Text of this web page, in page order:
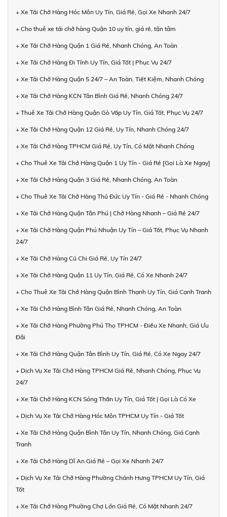
+ Xe Tải Chở Hàng Hóc Môn Uy Tín, Giá Rẻ, Gọi Xe Nhanh 24/7
+ Cho thuê xe tải chở hàng Quận 10 uy tín, giá rẻ, tận tâm
+ Xe Tải Chở Hàng Quận 1 Giá Rẻ, Nhanh Chóng, An Toàn
+ Xe Tải Chở Hàng Đi Tỉnh Uy Tín, Giá Tốt | Phục Vụ 24/7
+ Xe Tải Chở Hàng Quận 5 24/7 – An Toàn, Tiết Kiệm, Nhanh Chóng
+ Xe Tải Chở Hàng KCN Tân Bình Giá Rẻ, Nhanh Chóng 24/7
+ Thuê Xe Tải Chở Hàng Quận Gò Vấp Uy Tín, Giá Tốt, Phục Vụ 24/7
+ Xe Tải Chở Hàng Quận 12 Giá Rẻ, Uy Tín, Nhanh Chóng 24/7
+ Xe Tải Chở Hàng TPHCM Giá Rẻ, Uy Tín, Có Mặt Nhanh Chóng
+ Cho Thuê Xe Tải Chở Hàng Quận 1 Uy Tín - Giá Rẻ [Gọi Là Xe Ngay]
+ Xe Tải Chở Hàng Quận 3 Giá Rẻ, Nhanh Chóng, An Toàn
+ Cho Thuê Xe Tải Chở Hàng Thủ Đức Uy Tín - Giá Rẻ - Nhanh Chóng
+ Xe Tải Chở Hàng Quận Tân Phú | Chở Hàng Nhanh – Giá Rẻ 24/7
+ Xe Tải Chở Hàng Quận Phú Nhuận Uy Tín – Giá Tốt, Phục Vụ Nhanh
24/7
+ Xe Tải Chở Hàng Củ Chi Giá Rẻ, Uy Tín 24/7
+ Xe Tải Chở Hàng Quận 11 Uy Tín, Giá Rẻ, Có Xe Nhanh 24/7
+ Cho Thuê Xe Tải Chở Hàng Quận Bình Thạnh Uy Tín, Giá Cạnh Tranh
+ Xe Tải Chở Hàng Bình Tân Giá Rẻ, Nhanh Chóng, An Toàn
+ Xe Tải Chở Hàng Phường Phú Thọ TPHCM - Điều Xe Nhanh, Giá Ưu
Đãi
+ Xe Tải Chở Hàng Quận Tân Bình Uy Tín, Giá Rẻ, Có Xe Ngay 24/7
+ Dịch Vụ Xe Tải Chở Hàng TPHCM Giá Rẻ, Nhanh Chóng, Phục Vụ
24/7
+ Xe Tải Chở Hàng KCN Sóng Thần Uy Tín, Giá Tốt | Gọi Là Có Xe
+ Dịch Vụ Xe Tải Chở Hàng Hóc Môn TPHCM Uy Tín - Giá Tốt
+ Xe Tải Chở Hàng Quận Bình Tân Uy Tín, Nhanh Chóng, Giá Cạnh
Tranh
+ Xe Tải Chở Hàng Dĩ An Giá Rẻ – Gọi Xe Nhanh 24/7
+ Dịch Vụ Xe Tải Chở Hàng Phường Chánh Hưng TPHCM Uy Tín, Giá
Tốt
+ Xe Tải Chở Hàng Phường Chợ Lớn Giá Rẻ, Có Mặt Nhanh 24/7